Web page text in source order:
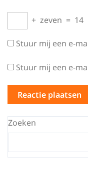
+ zeven = 14
Stuur mij een e-
Stuur mij een e-
Zoeken